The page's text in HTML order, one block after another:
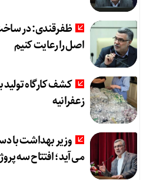
ظفرقندی: در
اصل را رعایت کنیم
کشف کارگاه
زعفرانیه
وزیر بهداشت با
می‌آید؛ افتتاح سه